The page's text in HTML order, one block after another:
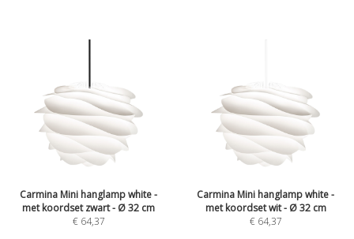
Carmina Mini hanglamp white -
met koordset zwart - Ø 32 cm
€ 64,37
Carmina Mini hanglamp white -
met koordset wit - Ø 32 cm
€ 64,37